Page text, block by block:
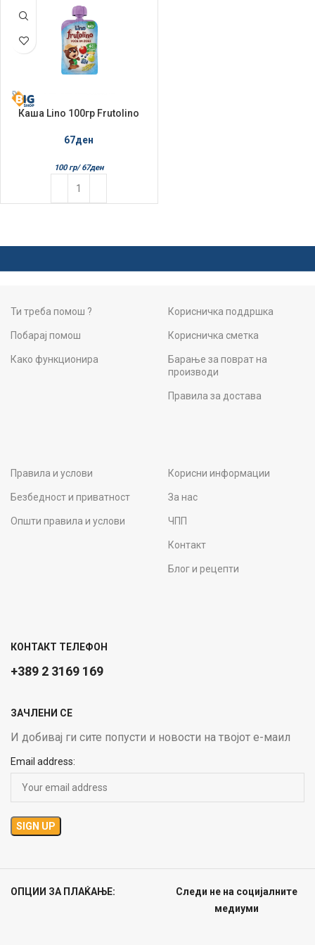
Каша Lino 100гр Frutolino
67ден
100 гр/ 67ден
Ти треба помош ?
Побарај помош
Како функционира
Корисничка поддршка
Корисничка сметка
Барање за поврат на
производи
Правила за достава
Правила и услови
Безбедност и приватност
Општи правила и услови
Корисни информации
За нас
ЧПП
Контакт
Блог и рецепти
КОНТАКТ ТЕЛЕФОН
+389 2 3169 169
ЗАЧЛЕНИ СЕ
И добивај ги сите попусти и новости на твојот е-маил
Email address:
ОПЦИИ ЗА ПЛАЌАЊЕ:
Следи не на социјалните
медиуми